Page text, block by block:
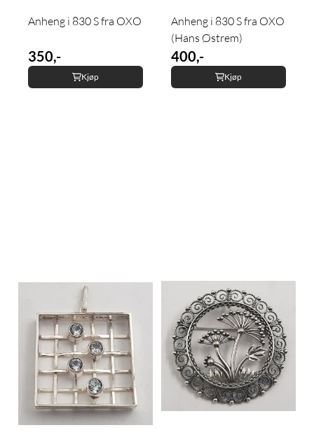
Anheng i 830 S fra OXO
350,-
Kjøp
Anheng i 830 S fra OXO
(Hans Østrem)
400,-
Kjøp